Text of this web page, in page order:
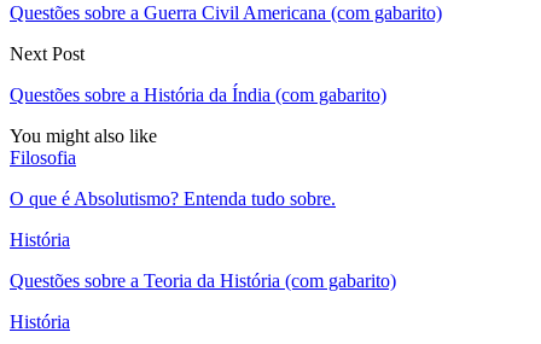
Questões sobre a Guerra Civil Americana (com gabarito)
Next Post
Questões sobre a História da Índia (com gabarito)
You might also like
Filosofia
O que é Absolutismo? Entenda tudo sobre.
História
Questões sobre a Teoria da História (com gabarito)
História